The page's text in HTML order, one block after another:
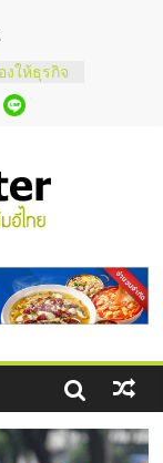
ไหนดี?
ะตอบ
ให้ธุรกิจ
แฟรน
อม